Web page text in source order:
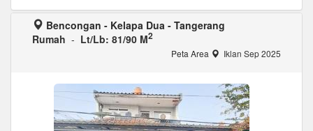
Bencongan - Kelapa Dua - Tangerang
Rumah - Lt/Lb: 81/90 M2
Peta Area Iklan Sep 2025